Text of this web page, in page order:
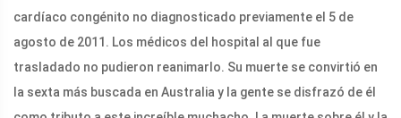
cardíaco congénito no diagnosticado previamente el 5 de
agosto de 2011. Los médicos del hospital al que fue
trasladado no pudieron reanimarlo. Su muerte se convirtió en
la sexta más buscada en Australia y la gente se disfrazó de él